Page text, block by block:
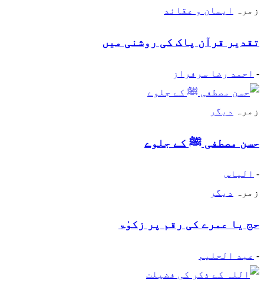
زمرہ ایمان و عقائد
تقدیر قرآن پاک کی روشنی میں
- احمد رضا سرفراز
زمرہ دیگر
حسن مصطفی ﷺ کے جلوے
- الیاس
زمرہ
دیگر
حج یا عمرے کی رقم پر زکوٰۃ
- عبد الحلیم